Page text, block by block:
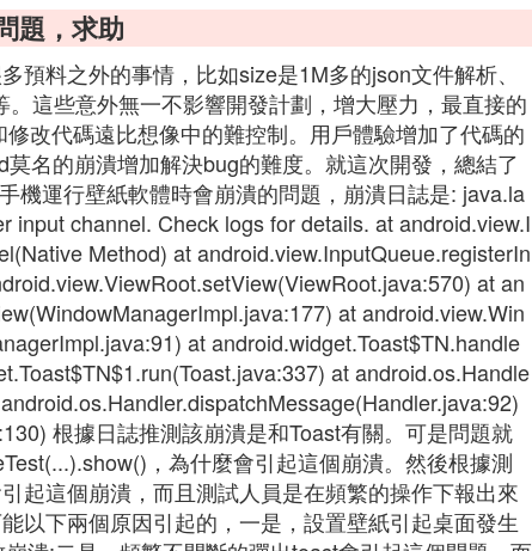
題，求助
預料之外的事情，比如size是1M多的json文件解析、
這些意外無一不影響開發計劃，增大壓力，最直接的
改代碼遠比想像中的難控制。用戶體驗增加了代碼的
名的崩潰增加解決bug的難度。就這次開發，總結了
機運行壁紙軟體時會崩潰的問題，崩潰日誌是: java.la
input channel. Check logs for details. at android.view.I
Method) at android.view.InputQueue.registerIn
at an
at android.view.Win
at android.widget.Toast$TN.handle
at android.os.Handle
根據日誌推測該崩潰是和Toast有關。可是問題就
，為什麼會引起這個崩潰。然後根據測
起這個崩潰，而且測試人員是在頻繁的操作下報出來
以下兩個原因引起的，一是，設置壁紙引起桌面發生